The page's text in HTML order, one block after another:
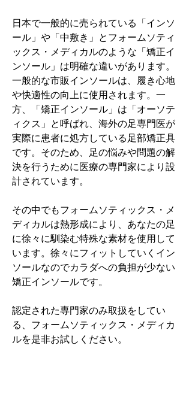
日本で一般的に売られている「インソ
ール」や「中敷き」とフォームソティ
ックス・メディカルのような「矯正イ
ンソール」は明確な違いがあります。
一般的な市販インソールは、履き心地
や快適性の向上に使用されます。一
方、「矯正インソール」は「オーソテ
ィクス」と呼ばれ、海外の足専門医が
実際に患者に処方している足部矯正具
です。そのため、足の悩みや問題の解
決を行うために医療の専門家により設
計されています。
その中でもフォームソティックス・メ
ディカルは熱形成により、あなたの足
に徐々に馴染む特殊な素材を使用して
います。徐々にフィットしていくイン
ソールなのでカラダへの負担が少ない
矯正インソールです。
認定された専門家のみ取扱をしてい
る、フォームソティックス・メディカ
ルを是非お試しください。